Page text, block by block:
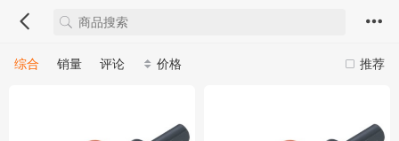
推荐
综合 销量 评论 价格